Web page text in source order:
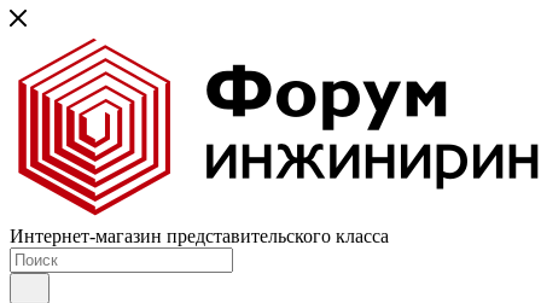
Интернет-магазин представительского класса